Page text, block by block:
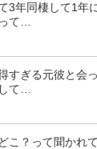
3年同棲して1年
て…
すぎる元彼と会
て…
こ？って聞かれ